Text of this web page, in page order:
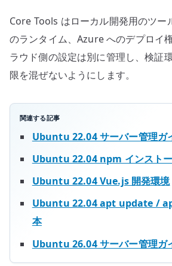
Core Tools はローカル開発用のツ
のランタイム、Azure へのデプロイ
ラウド側の設定は別に管理し、検証
限を混ぜないようにします。
関連する記事
Ubuntu 22.04 サーバー管理ガ
Ubuntu 22.04 npm インスト
Ubuntu 22.04 Vue.js 開発環境
Ubuntu 22.04 apt update /
本
Ubuntu 26.04 サーバー管理ガ